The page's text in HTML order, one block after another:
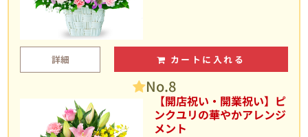
詳細 カートに入れる
No.8
【開店祝い・開業祝い】ピ
ンクユリの華やかアレンジ
メント